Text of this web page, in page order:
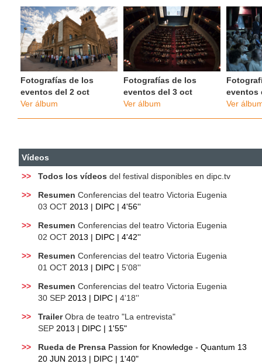
Fotografías de los
eventos del 2 oct
Ver álbum
Fotografías de los
eventos del 3 oct
Ver álbum
eventos
Ver
Vídeos
>>
Todos los vídeos del festival disponibles en dipc.tv
>>
Resumen Conferencias del teatro Victoria Eugenia
03 OCT 2013 | DIPC | 4'56''
>>
Resumen Conferencias del teatro Victoria Eugenia
02 OCT 2013 | DIPC | 4'42''
>>
Resumen Conferencias del teatro Victoria Eugenia
01 OCT 2013 | DIPC | 5'08''
>>
Resumen Conferencias del teatro Victoria Eugenia
30 SEP 2013 | DIPC | 4'18''
>>
TrailerObra de teatro "L a entrevista"
SEP 2013 | DIPC | 1'55"
>>
Rueda de Prensa Passion for Knowledge - Quantum 13
20 JUN 2013 | DIPC | 1'40"